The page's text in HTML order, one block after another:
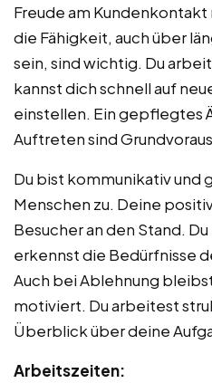
Freude am
die Fähigkeit, auch über
sein, sind wichtig. Du
kannst dich schnell auf
einstellen. Ein gepflegtes
Auftreten sind
Du bist kommunikativ und
Menschen zu. Deine
Besucher an den Stand.
erkennst die Bedürfnisse
Auch bei Ablehnung
motiviert. Du arbeitest
Überblick über deine
Arbeitszeiten: